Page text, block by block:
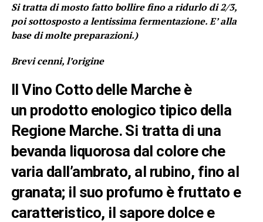
Si tratta di mosto fatto bollire fino a ridurlo di 2/3,
poi sottosposto a lentissima fermentazione. E’ alla
base di molte preparazioni.)
Brevi cenni, l’origine
IlVino Cotto delle Marcheè
un prodotto enologico tipico della
Regione Marche. Si tratta di una
bevanda liquorosa dal colore che
varia dall’ambrato, al rubino, fino al
granata; il suo profumo è fruttato e
caratteristico, il sapore dolce e